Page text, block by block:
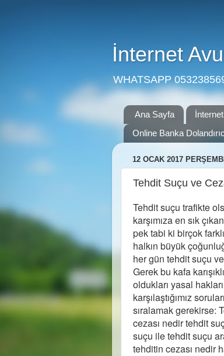
İnternet
WHATSAPP
Ana Sayfa
Online Banka
12 OCAK 2017
Tehdit Suçu ve
Tehdit suçu trafikte
karşımıza en sık
pek tabi ki birçok
halkın büyük
her gün tehdit suçu
Gerek bu kafa
oldukları yasal
karşılaştığımız
sıralamak gerekirse:
cezası nedir tehdit
suçu ile tehdit suçu
tehditin cezası nedir